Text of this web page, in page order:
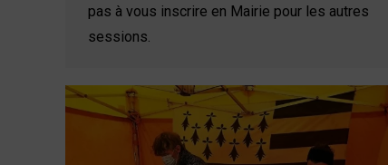
pas à vous inscrire en Mairie pour les autres
sessions.